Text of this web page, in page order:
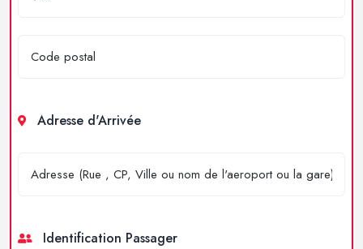
Adresse d'Arrivée
Identification Passager